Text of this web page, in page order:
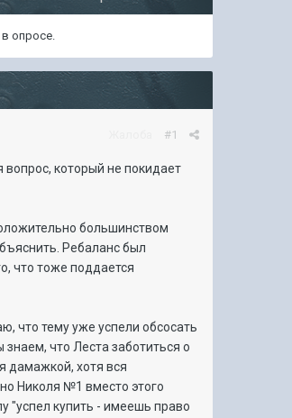
опросе.
#1
который не покидает
большинством
Ребаланс был
что тоже поддается
что тему уже успели обсосать
что Леста заботиться о
дамажкой, хотя вся
Николя №1 вместо этого
"успел купить - имеешь право